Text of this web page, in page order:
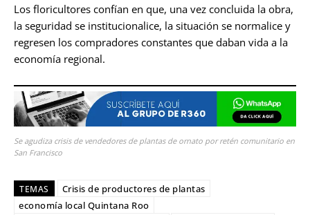
Los floricultores confían en que, una vez concluida la obra,
la seguridad se institucionalice, la situación se normalice y
regresen los compradores constantes que daban vida a la
economía regional.
Se agudiza crisis de vendedores de plantas de ornato por retén comunitario en
San Francisco
TEMAS
Crisis de productores de plantas
economía local Quintana Roo